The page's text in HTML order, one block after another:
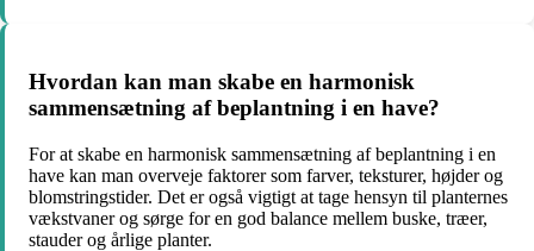
Hvordan kan man skabe en harmonisk
sammensætning af beplantning i en have?
For at skabe en harmonisk sammensætning af beplantning i en
have kan man overveje faktorer som farver, teksturer, højder og
blomstringstider. Det er også vigtigt at tage hensyn til planternes
vækstvaner og sørge for en god balance mellem buske, træer,
stauder og årlige planter.